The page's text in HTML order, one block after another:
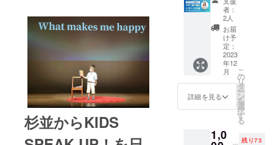
杉並からKIDS
代には必要
ピーチコン
テストでは
か発表の機
れない為、
2022年に教
座は
ZOOM
を予定
してお
りま
す。
URLを
メール
送りし
ます。
※当日参
ない方
座は
ZOOM
を予定
してお
りま
す。
URLを
メール
にてお
加でき
Mom代
表理
事。グ
ローバ
ル化・
AI化・
META化
する、
これか
らの時
が必要
育て個
別相談
≫ グ
ローバ
ル教育
コンサ
ルタン
トでで
あり、
本イベ
ント
UP！主
者：
2人
お届
け予
定：
2023
年12
月
詳細を見る
こ
の
リ
タ
ー
ン
を
選
択
す
る
1,0 残り73